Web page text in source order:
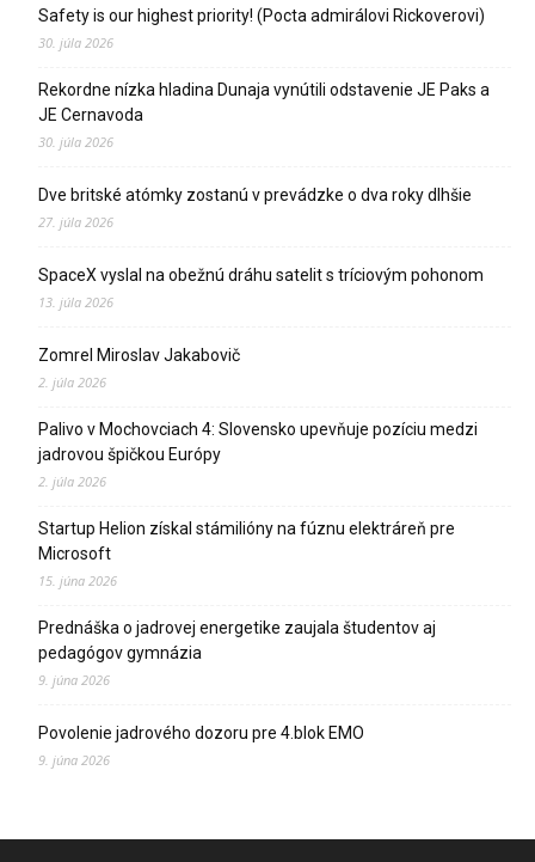
Safety is our highest priority! (Pocta admirálovi Rickoverovi)
30. júla 2026
Rekordne nízka hladina Dunaja vynútili odstavenie JE Paks a
JE Cernavoda
30. júla 2026
Dve britské atómky zostanú v prevádzke o dva roky dlhšie
27. júla 2026
SpaceX vyslal na obežnú dráhu satelit s tríciovým pohonom
13. júla 2026
Zomrel Miroslav Jakabovič
2. júla 2026
Palivo v Mochovciach 4: Slovensko upevňuje pozíciu medzi
jadrovou špičkou Európy
2. júla 2026
Startup Helion získal stámilióny na fúznu elektráreň pre
Microsoft
15. júna 2026
Prednáška o jadrovej energetike zaujala študentov aj
pedagógov gymnázia
9. júna 2026
Povolenie jadrového dozoru pre 4.blok EMO
9. júna 2026